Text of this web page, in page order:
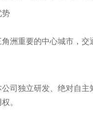
势
洲重要的中心城市，
司独立研发、绝对自
。